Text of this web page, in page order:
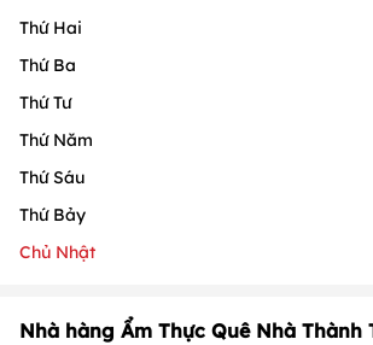
Thứ Hai
Thứ Ba
Thứ Tư
Thứ Năm
Thứ Sáu
Thứ Bảy
Chủ Nhật
Nhà hàng Ẩm Thực Quê Nhà Thành